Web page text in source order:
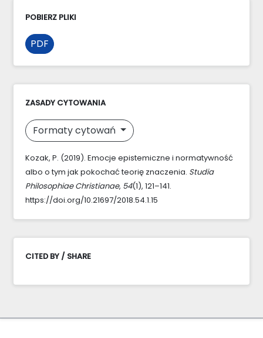
POBIERZ PLIKI
PDF
ZASADY CYTOWANIA
Formaty cytowań
Kozak, P. (2019). Emocje epistemiczne i normatywność
albo o tym jak pokochać teorię znaczenia. Studia
Philosophiae Christianae, 54(1), 121–141.
https://doi.org/10.21697/2018.54.1.15
CITED BY / SHARE